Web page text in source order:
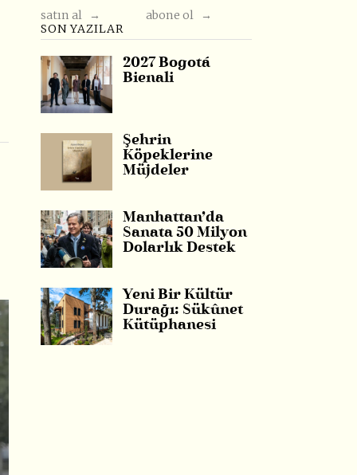
satın al →
abone ol →
SON YAZILAR
2027 Bogotá
Bienali
Şehrin
Köpeklerine
Müjdeler
Manhattan’da
Sanata 50 Milyon
Dolarlık Destek
Yeni Bir Kültür
Durağı: Sükûnet
Kütüphanesi